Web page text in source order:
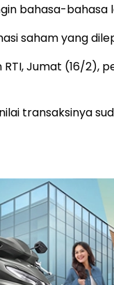
bahasa-bahasa
saham yang
Jumat (16/2),
transaksinya